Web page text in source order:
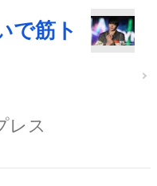
で筋ト
レス